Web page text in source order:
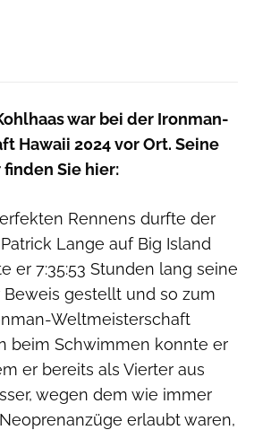
war bei der Ironman-
Hawaii 2024 vor Ort. Seine
Sie hier:
Rennens durfte der
Lange auf Big Island
er 7:35:53 Stunden lang seine
Beweis gestellt und so zum
Weltmeisterschaft
beim Schwimmen konnte er
er bereits als Vierter aus
wegen dem wie immer
erlaubt waren,